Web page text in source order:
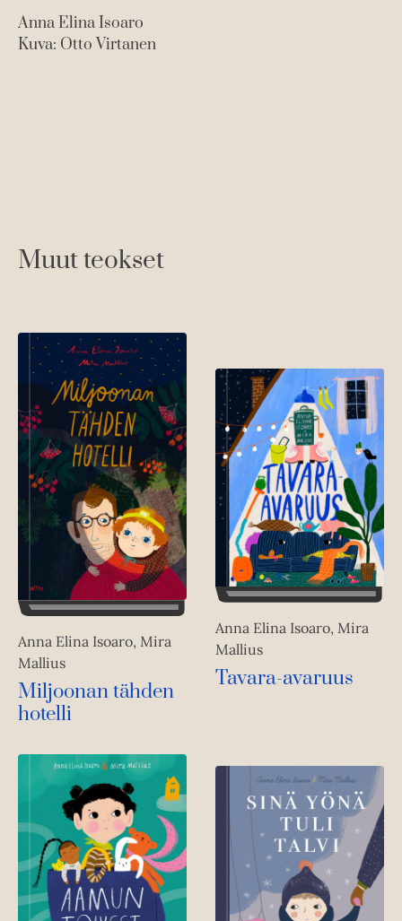
Anna Elina Isoaro
Kuva: Otto Virtanen
Muut teokset
Anna Elina Isoaro, Mira
Mallius
Miljoonan tähden
hotelli
Anna Elina Isoaro, Mira
Mallius
Tavara-avaruus